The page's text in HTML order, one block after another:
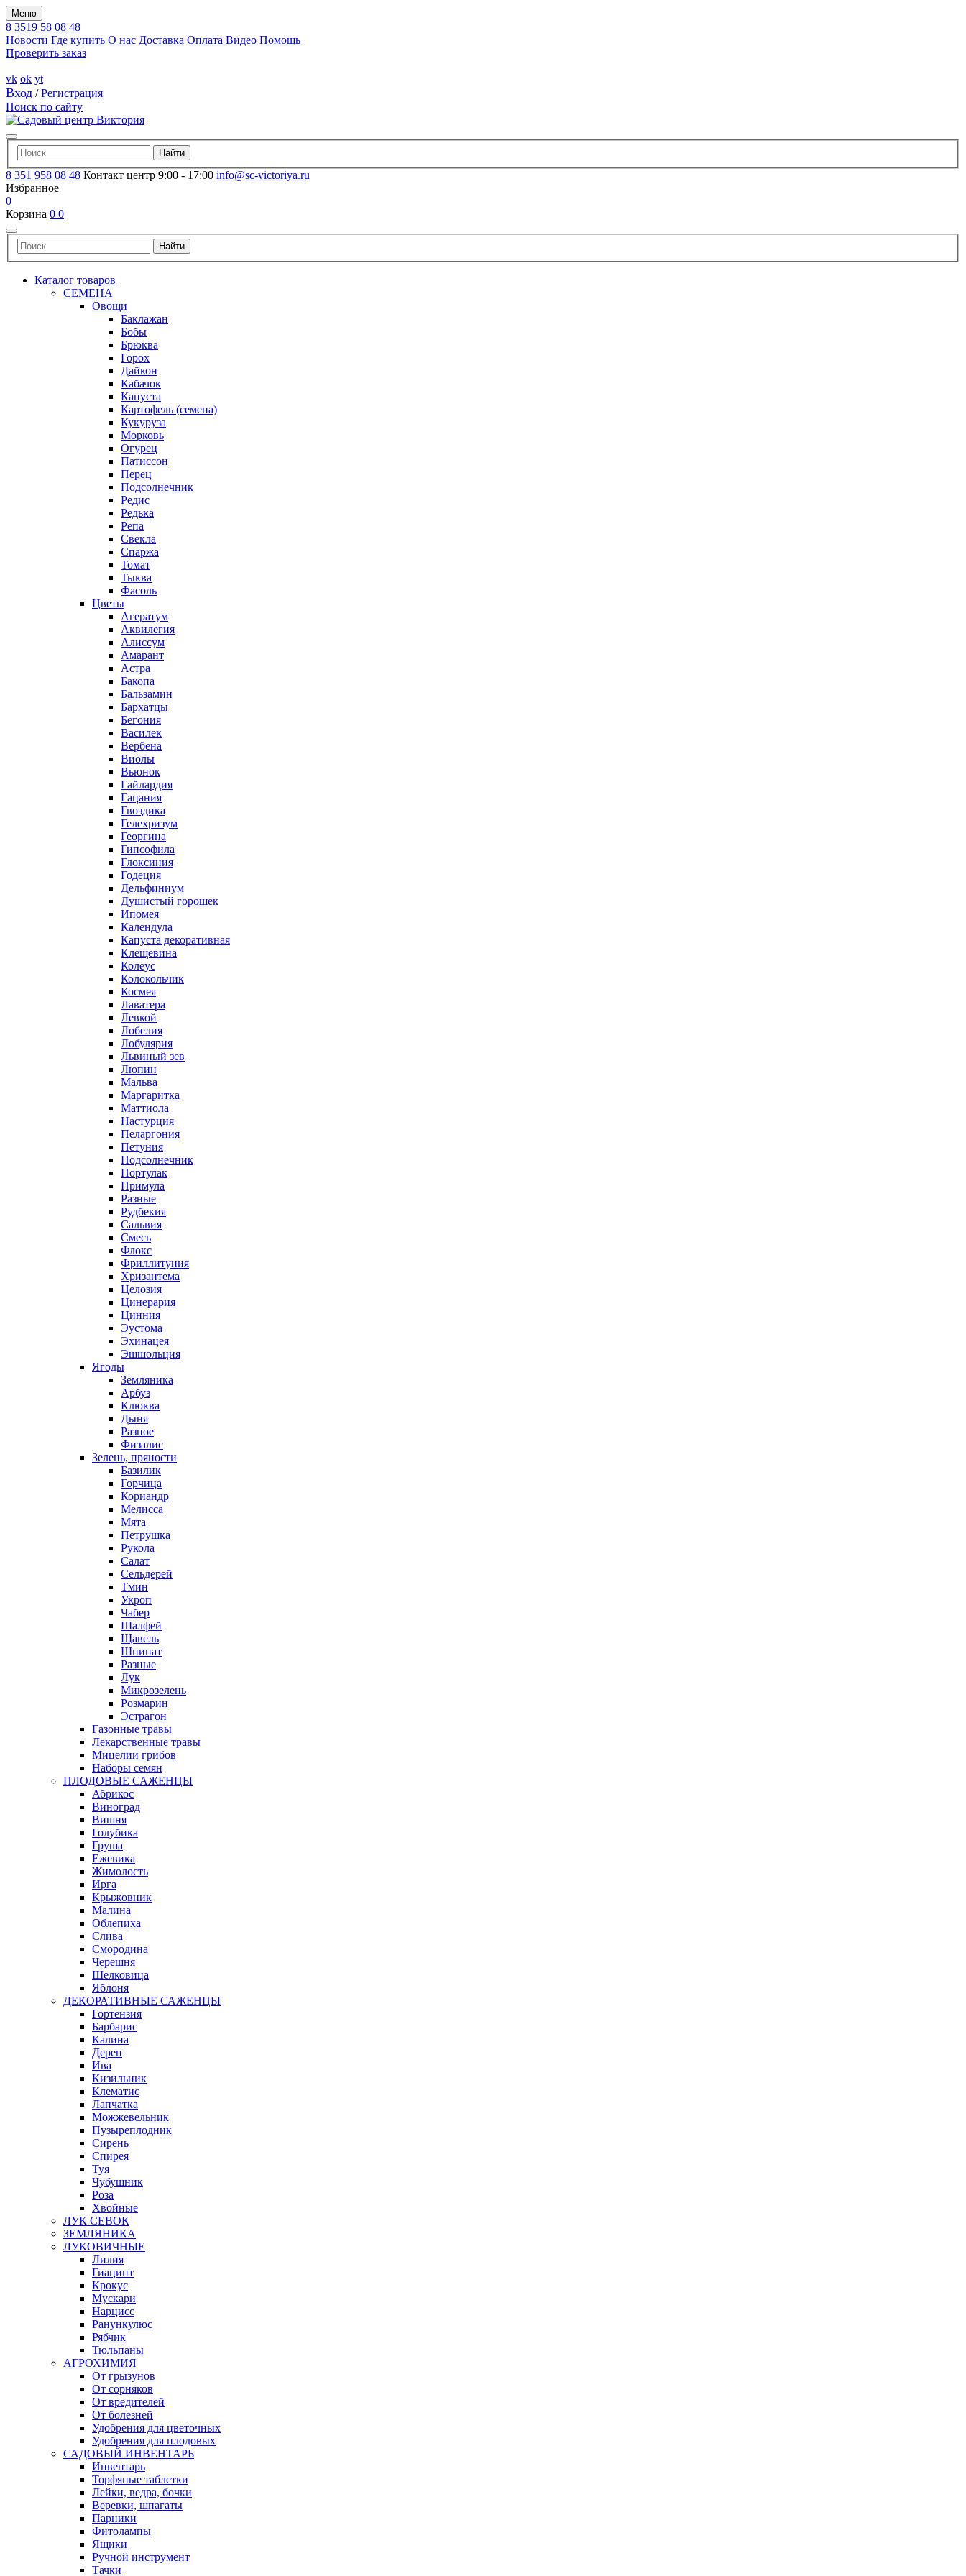
Меню
8 3519 58 08 48
Новости Где купить О нас Доставка Оплата Видео Помощь
Проверить заказ
vk ok yt
Вход /Регистрация
Поиск по сайту
8 351 958 08 48 Контакт центр 9:00 - 17:00 info@sc-victoriya.ru
Избранное
0
Корзина 0 0
Каталог товаров
СЕМЕНА
Овощи
Баклажан
Бобы
Брюква
Горох
Дайкон
Кабачок
Капуста
Картофель (семена)
Кукуруза
Морковь
Огурец
Патиссон
Перец
Подсолнечник
Редис
Редька
Репа
Свекла
Спаржа
Томат
Тыква
Фасоль
Цветы
Агератум
Аквилегия
Алиссум
Амарант
Астра
Бакопа
Бальзамин
Бархатцы
Бегония
Василек
Вербена
Виолы
Вьюнок
Гайлардия
Гацания
Гвоздика
Гелехризум
Георгина
Гипсофила
Глоксиния
Годеция
Дельфиниум
Душистый горошек
Ипомея
Календула
Капуста декоративная
Клещевина
Колеус
Колокольчик
Космея
Лаватера
Левкой
Лобелия
Лобулярия
Львиный зев
Люпин
Мальва
Маргаритка
Маттиола
Настурция
Пеларгония
Петуния
Подсолнечник
Портулак
Примула
Разные
Рудбекия
Сальвия
Смесь
Флокс
Фриллитуния
Хризантема
Целозия
Цинерария
Цинния
Эустома
Эхинацея
Эшшольция
Ягоды
Земляника
Арбуз
Клюква
Дыня
Разное
Физалис
Зелень, пряности
Базилик
Горчица
Кориандр
Мелисса
Мята
Петрушка
Рукола
Салат
Сельдерей
Тмин
Укроп
Чабер
Шалфей
Щавель
Шпинат
Разные
Лук
Микрозелень
Розмарин
Эстрагон
Газонные травы
Лекарственные травы
Мицелии грибов
Наборы семян
ПЛОДОВЫЕ САЖЕНЦЫ
Абрикос
Виноград
Вишня
Голубика
Груша
Ежевика
Жимолость
Ирга
Крыжовник
Малина
Облепиха
Слива
Смородина
Черешня
Шелковица
Яблоня
ДЕКОРАТИВНЫЕ САЖЕНЦЫ
Гортензия
Барбарис
Калина
Дерен
Ива
Кизильник
Клематис
Лапчатка
Можжевельник
Пузыреплодник
Сирень
Спирея
Туя
Чубушник
Роза
Хвойные
ЛУК СЕВОК
ЗЕМЛЯНИКА
ЛУКОВИЧНЫЕ
Лилия
Гиацинт
Крокус
Мускари
Нарцисс
Ранункулюс
Рябчик
Тюльпаны
АГРОХИМИЯ
От грызунов
От сорняков
От вредителей
От болезней
Удобрения для цветочных
Удобрения для плодовых
САДОВЫЙ ИНВЕНТАРЬ
Инвентарь
Торфяные таблетки
Лейки, ведра, бочки
Веревки, шпагаты
Парники
Фитолампы
Ящики
Ручной инструмент
Тачки